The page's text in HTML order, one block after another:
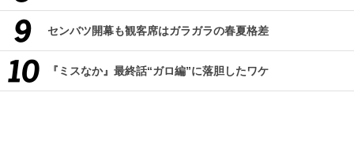
センバツ開幕も観客席はガラガラの春夏格差
『ミスなか』最終話“ガロ編”に落胆したワケ